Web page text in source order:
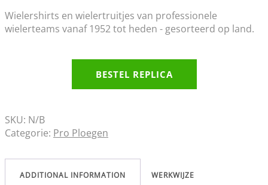
Wielershirts en wielertruitjes van professionele
wielerteams vanaf 1952 tot heden - gesorteerd op land.
BESTEL REPLICA
SKU: N/B
Categorie: Pro Ploegen
ADDITIONAL INFORMATION WERKWIJZE